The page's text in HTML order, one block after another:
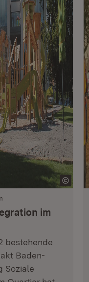
im
bestehende
Baden-
Soziale